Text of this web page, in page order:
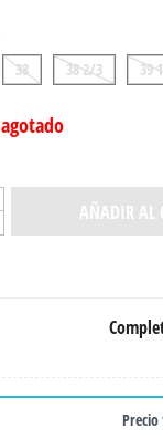
38 38 2/3 39
AÑADIR AL